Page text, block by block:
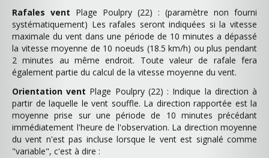
Rafales vent Plage Poulpry (22) : (paramètre non fourni
systématiquement) Les rafales seront indiquées si la vitesse
maximale du vent dans une période de 10 minutes a dépassé
la vitesse moyenne de 10 noeuds (18.5 km/h) ou plus pendant
2 minutes au même endroit. Toute valeur de rafale fera
également partie du calcul de la vitesse moyenne du vent.
Orientation vent Plage Poulpry (22) : Indique la direction à
partir de laquelle le vent souffle. La direction rapportée est la
moyenne prise sur une période de 10 minutes précédant
immédiatement l'heure de l'observation. La direction moyenne
du vent n'est pas incluse lorsque le vent est signalé comme
"variable", c'est à dire :